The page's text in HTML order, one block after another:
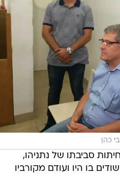
כהן
בשחיתות סביבתו של נתניהו,
בו היו ועודם מקורביו